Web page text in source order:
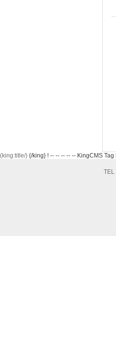
(king:title/) {/king} ! -- -- -- -- -- KingCMS Tag